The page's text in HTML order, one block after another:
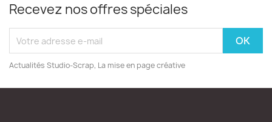
Recevez nos offres spéciales
Actualités Studio-Scrap, La mise en page créative